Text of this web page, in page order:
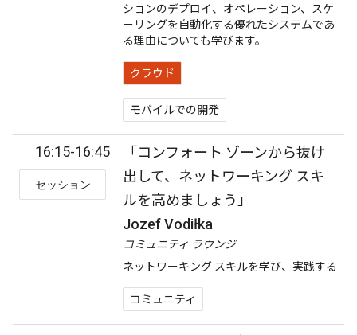
ションのデプロイ、オペレーション、スケ
ーリングを自動化する優れたシステムであ
る理由についても学びます。
クラウド
モバイルでの開発
16:15-16:45
セッション
「コンフォート ゾーンから抜け
出して、ネットワーキング スキ
ルを高めましょう」
Jozef Vodiłka
コミュニティ ラウンジ
ネットワーキング スキルを学び、実践する
コミュニティ